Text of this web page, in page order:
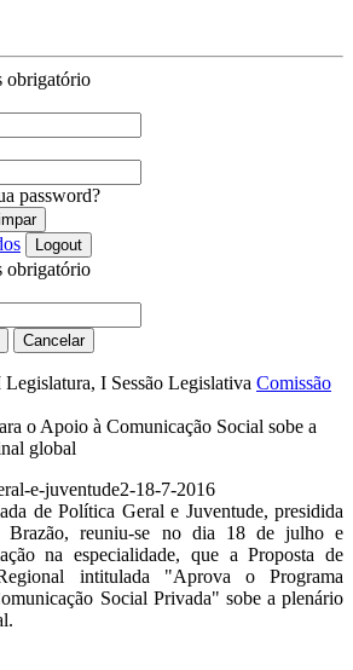
obrigatório
password?
obrigatório
I Sessão Legislativa Comissão
o Apoio à Comunicação Social sobe a
global
de Política Geral e Juventude, presidida
Brazão, reuniu-se no dia 18 de julho e
na especialidade, que a Proposta de
intitulada "Aprova o Programa
Social Privada" sobe a plenário